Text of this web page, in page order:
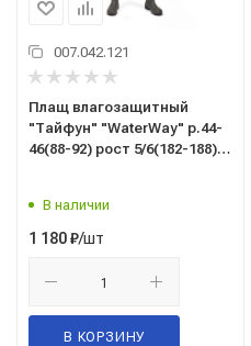
007.042.121
Плащ влагозащитный
"Тайфун" "WaterWay" р.44-
46(88-92) рост 5/6(182-188)
В наличии
1 180₽/шт
В КОРЗИНУ